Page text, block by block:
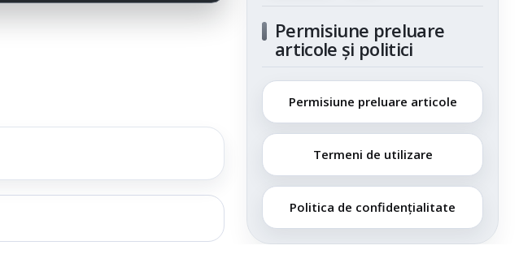
Permisiune preluare
articole și politici
Permisiune preluare articole
Termeni de utilizare
Politica de confidențialitate